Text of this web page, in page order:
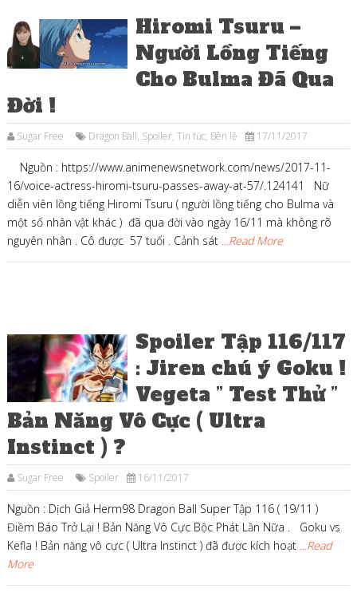
Hiromi Tsuru –
Người Lồng Tiếng
Cho Bulma Đã Qua
Đời !
Sugar Free Dragon Ball, Spoiler, Tin tức, Bên lề 17/11/2017
Nguồn : https://www.animenewsnetwork.com/news/2017-11-
16/voice-actress-hiromi-tsuru-passes-away-at-57/.124141 Nữ
diễn viên lồng tiếng Hiromi Tsuru ( người lồng tiếng cho Bulma và
một số nhân vật khác ) đã qua đời vào ngày 16/11 mà không rõ
nguyên nhân . Cô được 57 tuổi . Cảnh sát ...Read More
Spoiler Tập 116/117
: Jiren chú ý Goku !
Vegeta ” Test Thử ”
Bản Năng Vô Cực ( Ultra
Instinct ) ?
Sugar Free Spoiler 16/11/2017
Nguồn : Dịch Giả Herm98 Dragon Ball Super Tập 116 ( 19/11 )
Điềm Báo Trở Lại ! Bản Năng Vô Cực Bộc Phát Lần Nữa . Goku vs
Kefla ! Bản năng vô cực ( Ultra Instinct ) đã được kích hoạt ...Read
More